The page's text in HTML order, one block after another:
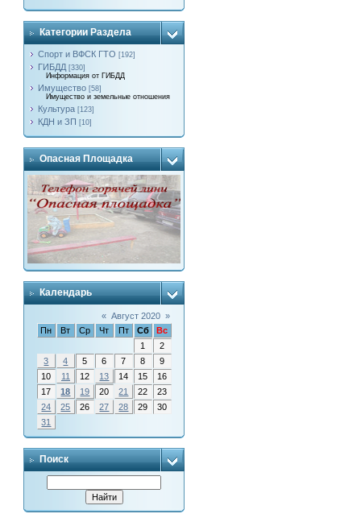
Категории Раздела
Спорт и ВФСК ГТО [192]
ГИБДД [330]
Информация от ГИБДД
Имущество [58]
Имущество и земельные отношения
Культура [123]
КДН и ЗП [10]
Опасная Площадка
Календарь
« Август 2020 »
Пн
Вт Ср Чт Пт Сб
Вс
1
2
3
4 5 6 7 8
9
10
11 12 13 14 15
16
17
18 19 20 21 22
23
24
25 26 27 28 29
30
31
Поиск